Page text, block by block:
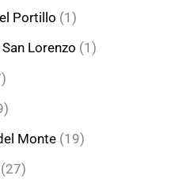
Portillo (1)
Lorenzo (1)
Monte (19)
(27)